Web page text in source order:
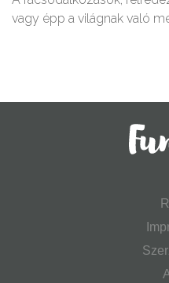
vagy épp a világnak való